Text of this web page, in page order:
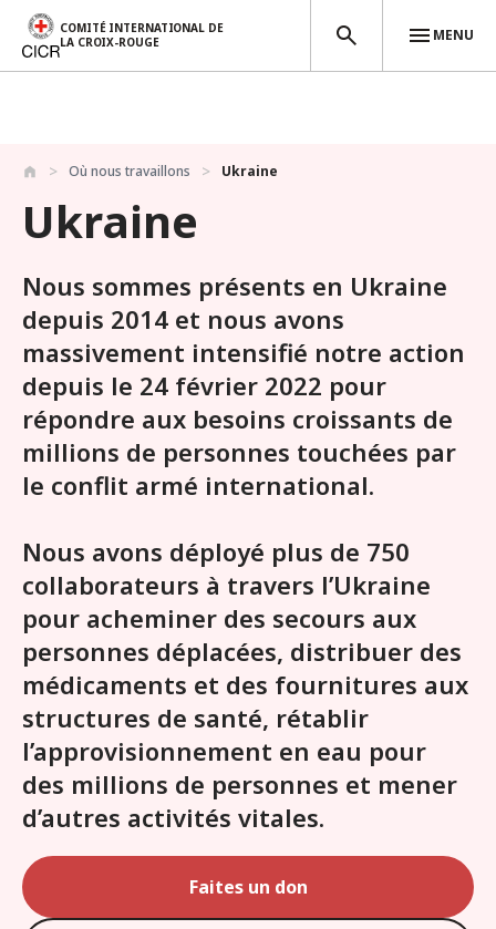
Aller au contenu principal
COMITÉ INTERNATIONAL DE
LA CROIX-ROUGE
MENU
Où nous travaillons Ukraine
Ukraine
Nous sommes présents en Ukraine
depuis 2014 et nous avons
massivement intensifié notre action
depuis le 24 février 2022 pour
répondre aux besoins croissants de
millions de personnes touchées par
le conflit armé international.
Nous avons déployé plus de 750
collaborateurs à travers l’Ukraine
pour acheminer des secours aux
personnes déplacées, distribuer des
médicaments et des fournitures aux
structures de santé, rétablir
l’approvisionnement en eau pour
des millions de personnes et mener
d’autres activités vitales.
Faites un don